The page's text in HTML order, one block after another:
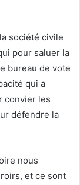
société civile
pour saluer la
bureau de vote
qui a
convier les
défendre la
nous
et ce sont